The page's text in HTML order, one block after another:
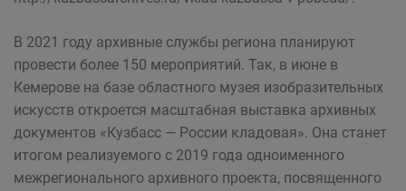
В 2021 году архивные службы региона планируют
провести более 150 мероприятий. Так, в июне в
Кемерове на базе областного музея изобразительных
искусств откроется масштабная выставка архивных
документов «Кузбасс — России кладовая». Она станет
итогом реализуемого с 2019 года одноименного
межрегионального архивного проекта, посвященного